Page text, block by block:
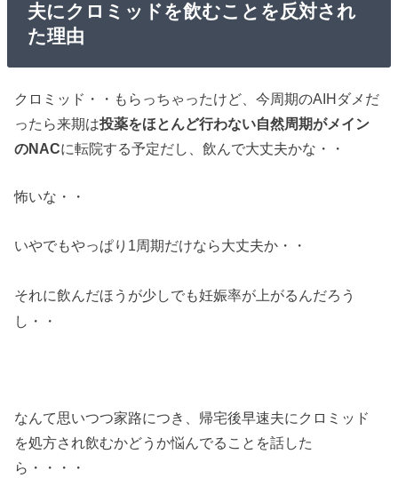
夫にクロミッドを飲むことを反対され
た理由
クロミッド・・もらっちゃったけど、今周期のAIHダメだ
ったら来期は投薬をほとんど行わない自然周期がメイン
のNACに転院する予定だし、飲んで大丈夫かな・・
怖いな・・
いやでもやっぱり1周期だけなら大丈夫か・・
それに飲んだほうが少しでも妊娠率が上がるんだろう
し・・
なんて思いつつ家路につき、帰宅後早速夫にクロミッド
を処方され飲むかどうか悩んでることを話した
ら・・・・